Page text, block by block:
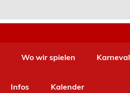
Wo wir spielen Karneval
Infos Kalender